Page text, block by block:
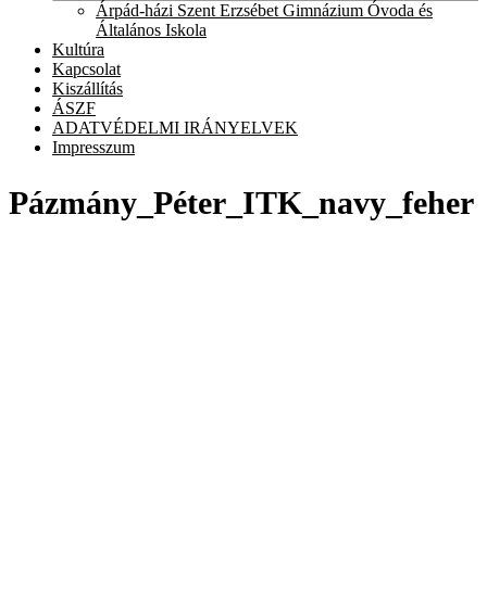
Árpád-házi Szent Erzsébet Gimnázium Óvoda és
Általános Iskola
Kultúra
Kapcsolat
Kiszállítás
ÁSZF
ADATVÉDELMI IRÁNYELVEK
Impresszum
Pázmány_Péter_ITK_navy_feher